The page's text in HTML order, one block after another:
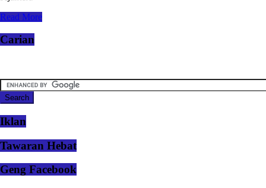
Read More
Carian
Iklan
Tawaran Hebat
Geng Facebook